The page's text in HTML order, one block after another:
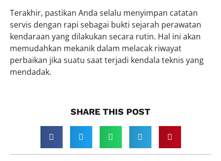
Terakhir, pastikan Anda selalu menyimpan catatan
servis dengan rapi sebagai bukti sejarah perawatan
kendaraan yang dilakukan secara rutin. Hal ini akan
memudahkan mekanik dalam melacak riwayat
perbaikan jika suatu saat terjadi kendala teknis yang
mendadak.
SHARE THIS POST​